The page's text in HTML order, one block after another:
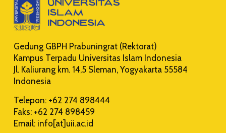
Gedung GBPH Prabuningrat (Rektorat)
Kampus Terpadu Universitas Islam Indonesia
Jl. Kaliurang km. 14,5 Sleman, Yogyakarta 55584
Indonesia
Telepon: +62 274 898444
Faks: +62 274 898459
Email: info[at]uii.ac.id